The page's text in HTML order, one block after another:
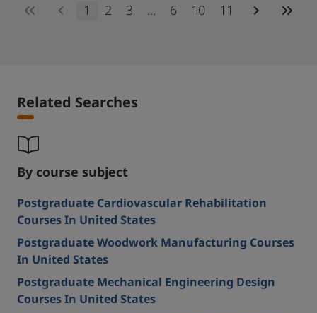
1 2 3 ... 6 10 11
Related Searches
By course subject
Postgraduate Cardiovascular Rehabilitation
Courses In United States
Postgraduate Woodwork Manufacturing Courses
In United States
Postgraduate Mechanical Engineering Design
Courses In United States